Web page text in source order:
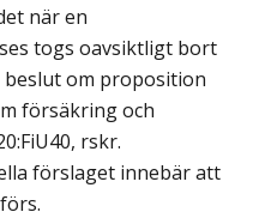
när en
togs oavsiktligt bort
beslut om proposition
försäkring och
rskr.
förslaget innebär att